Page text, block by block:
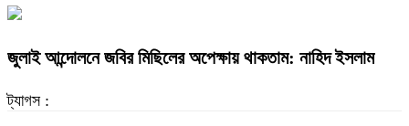
জুলাই আন্দোলনে জবির মিছিলের অপেক্ষায় থাকতাম: নাহিদ ইসলাম
ট্যাগস :